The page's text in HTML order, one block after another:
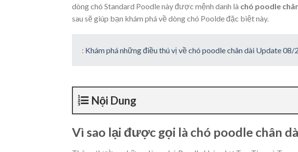
dòng chó Standard Poodle này được mệnh danh là chó poodle
sau sẽ giúp bạn khám phá về dòng chó Poolde đặc biệt này.
: Khám phá những điều thú vị về chó poodle chân dài Update 08/
Nội Dung
Vì sao lại được gọi là chó poodle chân